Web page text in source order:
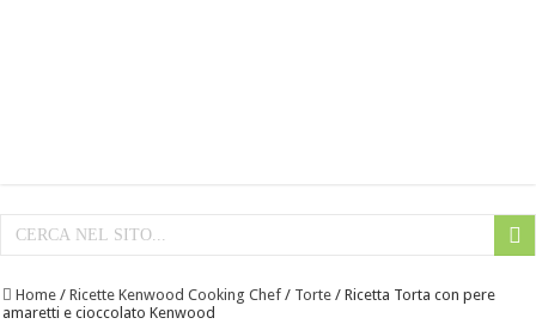
Home / Ricette Kenwood Cooking Chef / Torte / Ricetta Torta con pere
amaretti e cioccolato Kenwood